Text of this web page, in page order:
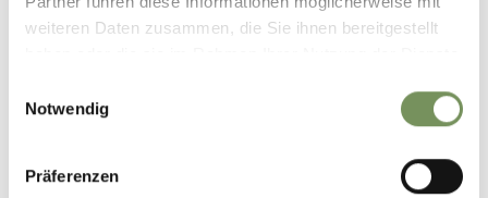
weiteren Daten zusammen, die Sie ihnen bereitgestellt
Notwendig
Präferenzen
DID YOU FIND THIS CONTENT HELPFUL?